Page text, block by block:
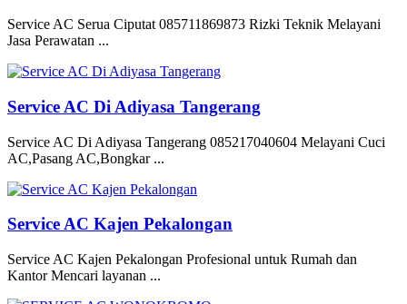
Service AC Serua Ciputat 085711869873 Rizki Teknik Melayani
Jasa Perawatan ...
Service AC Di Adiyasa Tangerang
Service AC Di Adiyasa Tangerang 085217040604 Melayani Cuci
AC,Pasang AC,Bongkar ...
Service AC Kajen Pekalongan
Service AC Kajen Pekalongan Profesional untuk Rumah dan
Kantor Mencari layanan ...